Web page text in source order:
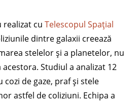
cu Telescopul Spațial
dintre galaxii creează
stelelor și a planetelor, nu
Studiul a analizat 12
cozi de gaze, praf și stele
astfel de coliziuni. Echipa a